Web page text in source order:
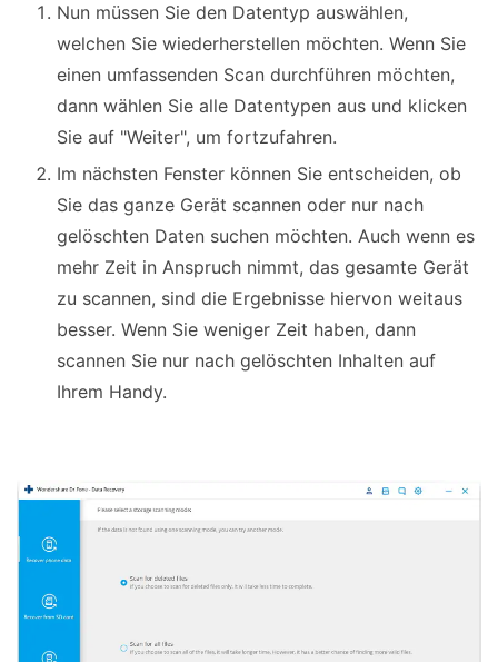
Nun müssen Sie den Datentyp auswählen,
welchen Sie wiederherstellen möchten. Wenn Sie
einen umfassenden Scan durchführen möchten,
dann wählen Sie alle Datentypen aus und klicken
Sie auf "Weiter", um fortzufahren.
Im nächsten Fenster können Sie entscheiden, ob
Sie das ganze Gerät scannen oder nur nach
gelöschten Daten suchen möchten. Auch wenn es
mehr Zeit in Anspruch nimmt, das gesamte Gerät
zu scannen, sind die Ergebnisse hiervon weitaus
besser. Wenn Sie weniger Zeit haben, dann
scannen Sie nur nach gelöschten Inhalten auf
Ihrem Handy.